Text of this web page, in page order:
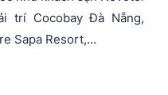
trí Cocobay Đà Nẵng,
Sapa Resort,...